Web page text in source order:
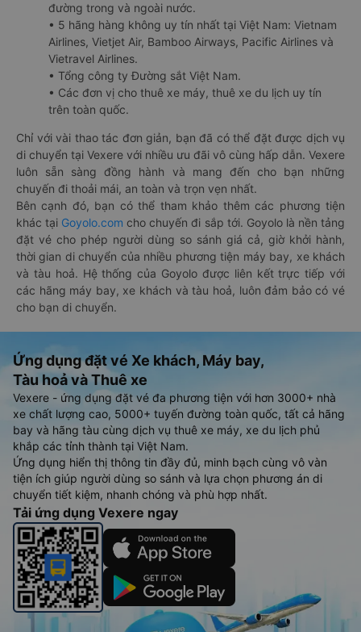
đường trong và ngoài nước.
• 5 hãng hàng không uy tín nhất tại Việt Nam: Vietnam
Airlines, Vietjet Air, Bamboo Airways, Pacific Airlines và
Vietravel Airlines.
• Tổng công ty Đường sắt Việt Nam.
• Các đơn vị cho thuê xe máy, thuê xe du lịch uy tín
trên toàn quốc.
Chỉ với vài thao tác đơn giản, bạn đã có thể đặt được dịch vụ
di chuyển tại Vexere với nhiều ưu đãi vô cùng hấp dẫn. Vexere
luôn sẵn sàng đồng hành và mang đến cho bạn những
chuyến đi thoải mái, an toàn và trọn vẹn nhất.
Bên cạnh đó, bạn có thể tham khảo thêm các phương tiện
khác tại Goyolo.com cho chuyến đi sắp tới. Goyolo là nền tảng
đặt vé cho phép người dùng so sánh giá cả, giờ khởi hành,
thời gian di chuyển của nhiều phương tiện máy bay, xe khách
và tàu hoả. Hệ thống của Goyolo được liên kết trực tiếp với
các hãng máy bay, xe khách và tàu hoả, luôn đảm bảo có vé
cho bạn di chuyển.
Ứng dụng đặt vé Xe khách, Máy bay,
Tàu hoả và Thuê xe
Vexere - ứng dụng đặt vé đa phương tiện với hơn 3000+ nhà
xe chất lượng cao, 5000+ tuyến đường toàn quốc, tất cả hãng
bay và hãng tàu cùng dịch vụ thuê xe máy, xe du lịch phủ
khắp các tỉnh thành tại Việt Nam.
Ứng dụng hiển thị thông tin đầy đủ, minh bạch cùng vô vàn
tiện ích giúp người dùng so sánh và lựa chọn phương án di
chuyển tiết kiệm, nhanh chóng và phù hợp nhất.
Tải ứng dụng Vexere ngay